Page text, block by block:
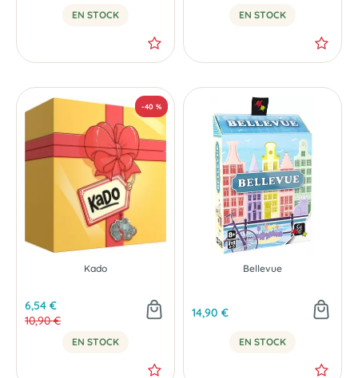
EN STOCK EN STOCK
Kado
6,54 €
10,90 €
EN STOCK
Bellevue
14,90 €
EN STOCK